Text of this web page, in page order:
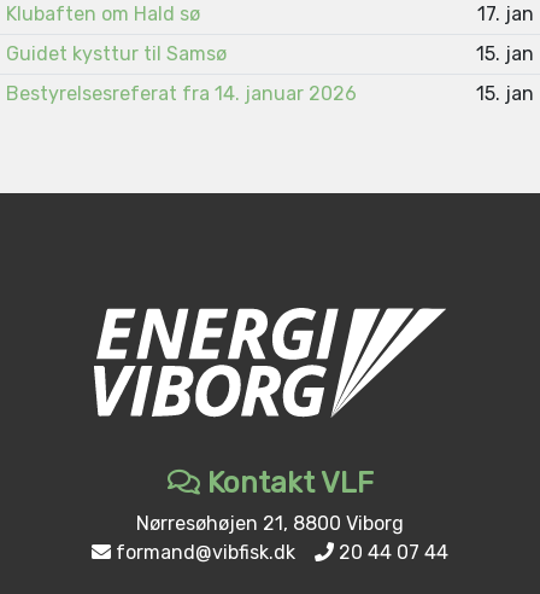
Klubaften om Hald sø
17. jan
Guidet kysttur til Samsø
15. jan
Bestyrelsesreferat fra 14. januar 2026
15. jan
Kontakt VLF
Nørresøhøjen 21, 8800 Viborg
formand@vibfisk.dk
20 44 07 44